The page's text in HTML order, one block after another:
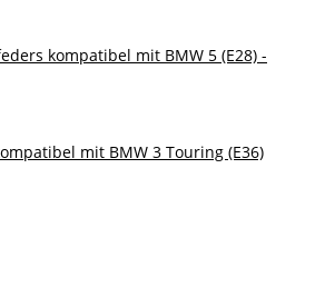
kompatibel mit BMW 5 (E28) -